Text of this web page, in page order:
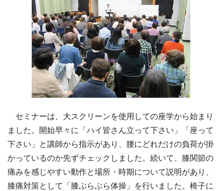
セミナーは、大スクリーンを使用しての座学から始まり
ました。開始早々に「ハイ皆さん立って下さい」「座って
下さい」と講師から指示があり、腰にどれだけの負荷が掛
かっているのか先ずチェックしました。続いて、膝関節の
痛みを感じやすい動作と場所・時期について説明があり、
膝痛対策として「膝ぶらぶら体操」を行いました。椅子に